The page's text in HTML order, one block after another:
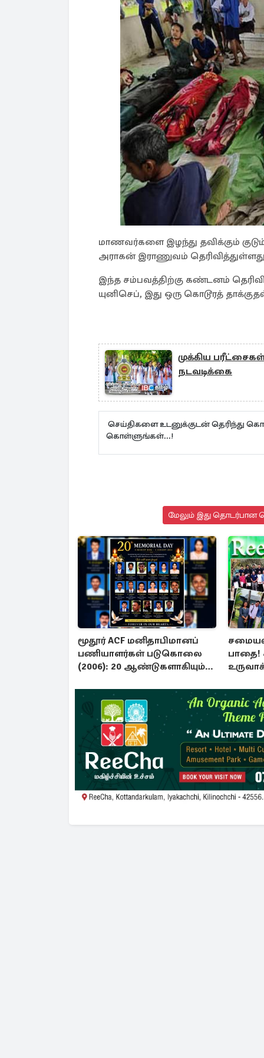
மாணவர்களை இழந்து தவிக்கும்
அராகன் இராணுவம்
இந்த சம்பவத்திற்கு கண்டனம்
யுனிசெப், இது ஒரு கொடூரத்
முக்கிய
நடவடிக்கை
செய்திகளை உடனுக்குடன் தெரிந்து
கொள்ளுங்கள்...!
மேலும் இது தொடர்பான
மூதூர் ACF மனிதாபிமானப்
பணியாளர்கள் படுகொலை
(2006): 20 ஆண்டுகளாகியும்
மனிதாபிமானப் பேரவலம்